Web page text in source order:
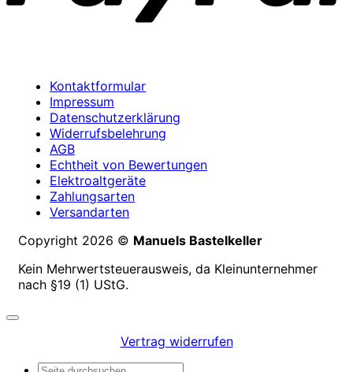
Kontaktformular
Impressum
Datenschutzerklärung
Widerrufsbelehrung
AGB
Echtheit von Bewertungen
Elektroaltgeräte
Zahlungsarten
Versandarten
Copyright 2026 © Manuels Bastelkeller
Kein Mehrwertsteuerausweis, da Kleinunternehmer
nach §19 (1) UStG.
Vertrag widerrufen
Suchen